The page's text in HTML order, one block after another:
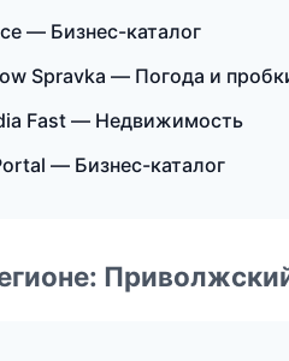
— Бизнес-каталог
Spravka — Погода и
Fast — Недвижимость
— Бизнес-каталог